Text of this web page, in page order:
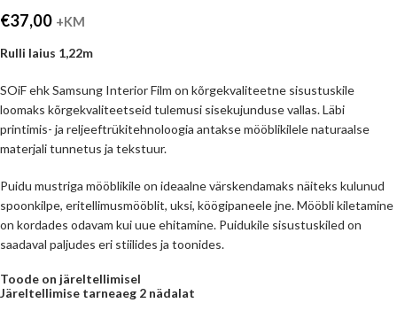
€37,00 +KM
Rulli laius 1,22m
SOiF ehk Samsung Interior Film on kõrgekvaliteetne sisustuskile
loomaks kõrgekvaliteetseid tulemusi sisekujunduse vallas. Läbi
printimis- ja reljeeftrükitehnoloogia antakse mööblikilele naturaalse
materjali tunnetus ja tekstuur.
Puidu mustriga mööblikile on ideaalne värskendamaks näiteks kulunud
spoonkilpe, eritellimusmööblit, uksi, köögipaneele jne. Mööbli kiletamine
on kordades odavam kui uue ehitamine. Puidukile sisustuskiled on
saadaval paljudes eri stiilides ja toonides.
Toode on järeltellimisel
Järeltellimise tarneaeg 2 nädalat